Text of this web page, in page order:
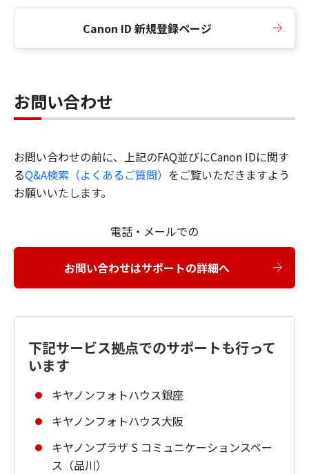
Canon ID 新規登録ページ
お問い合わせ
お問い合わせの前に、上記のFAQ並びにCanon IDに関す
るQ&A検索（よくあるご質問） をご覧いただきますよう
お願いいたします。
電話・メールでの
お問い合わせはサポートの詳細へ
下記サービス拠点でのサポートも行って
います
キヤノンフォトハウス銀座
キヤノンフォトハウス大阪
キヤノンプラザ S コミュニケーションスペー
ス（品川）